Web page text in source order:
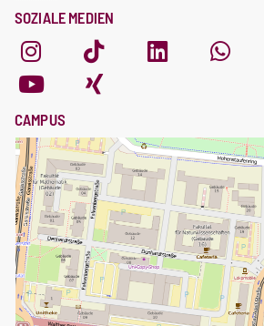
SOZIALE MEDIEN
CAMPUS